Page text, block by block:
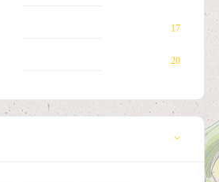
17
20